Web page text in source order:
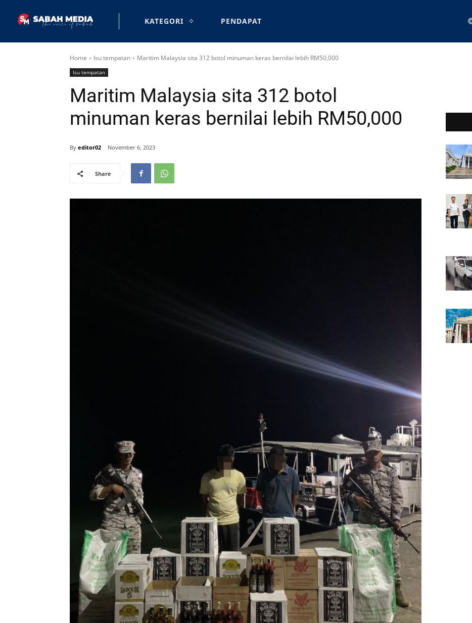
KATEGORI PENDAPAT
Home Isu tempatan Maritim Malaysia sita 312 botol minuman keras bernilai lebih RM50,000
Isu tempatan
Maritim Malaysia sita 312 botol
minuman keras bernilai lebih RM50,000
By editor02 November 6, 2023
Share